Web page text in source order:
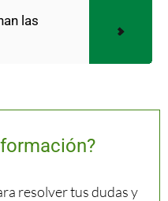
las
resolver tus dudas y